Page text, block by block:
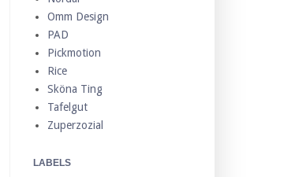
Omm Design
PAD
Pickmotion
Rice
Sköna Ting
Tafelgut
Zuperzozial
LABELS